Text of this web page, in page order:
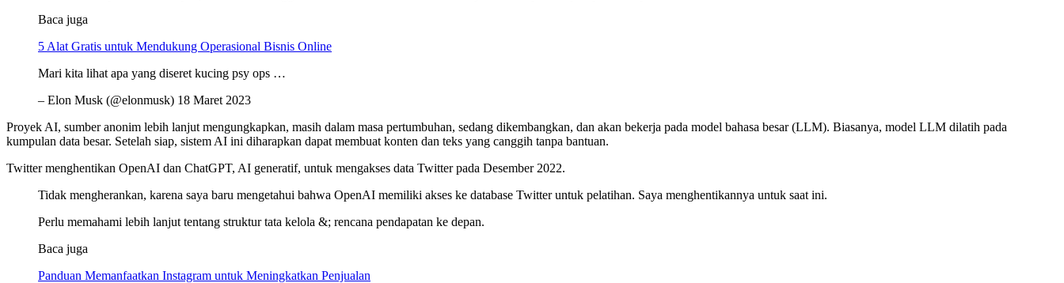
Baca juga
5 Alat Gratis untuk Mendukung Operasional Bisnis Online
Mari kita lihat apa yang diseret kucing psy ops …
– Elon Musk (@elonmusk) 18 Maret 2023
Proyek AI, sumber anonim lebih lanjut mengungkapkan, masih dalam masa pertumbuhan, sedang dikembangkan, dan akan bekerja pada model bahasa besar (LLM). Biasanya, model LLM dilatih pada
kumpulan data besar. Setelah siap, sistem AI ini diharapkan dapat membuat konten dan teks yang canggih tanpa bantuan.
Twitter menghentikan OpenAI dan ChatGPT, AI generatif, untuk mengakses data Twitter pada Desember 2022.
Tidak mengherankan, karena saya baru mengetahui bahwa OpenAI memiliki akses ke database Twitter untuk pelatihan. Saya menghentikannya untuk saat ini.
Perlu memahami lebih lanjut tentang struktur tata kelola &; rencana pendapatan ke depan.
Baca juga
Panduan Memanfaatkan Instagram untuk Meningkatkan Penjualan